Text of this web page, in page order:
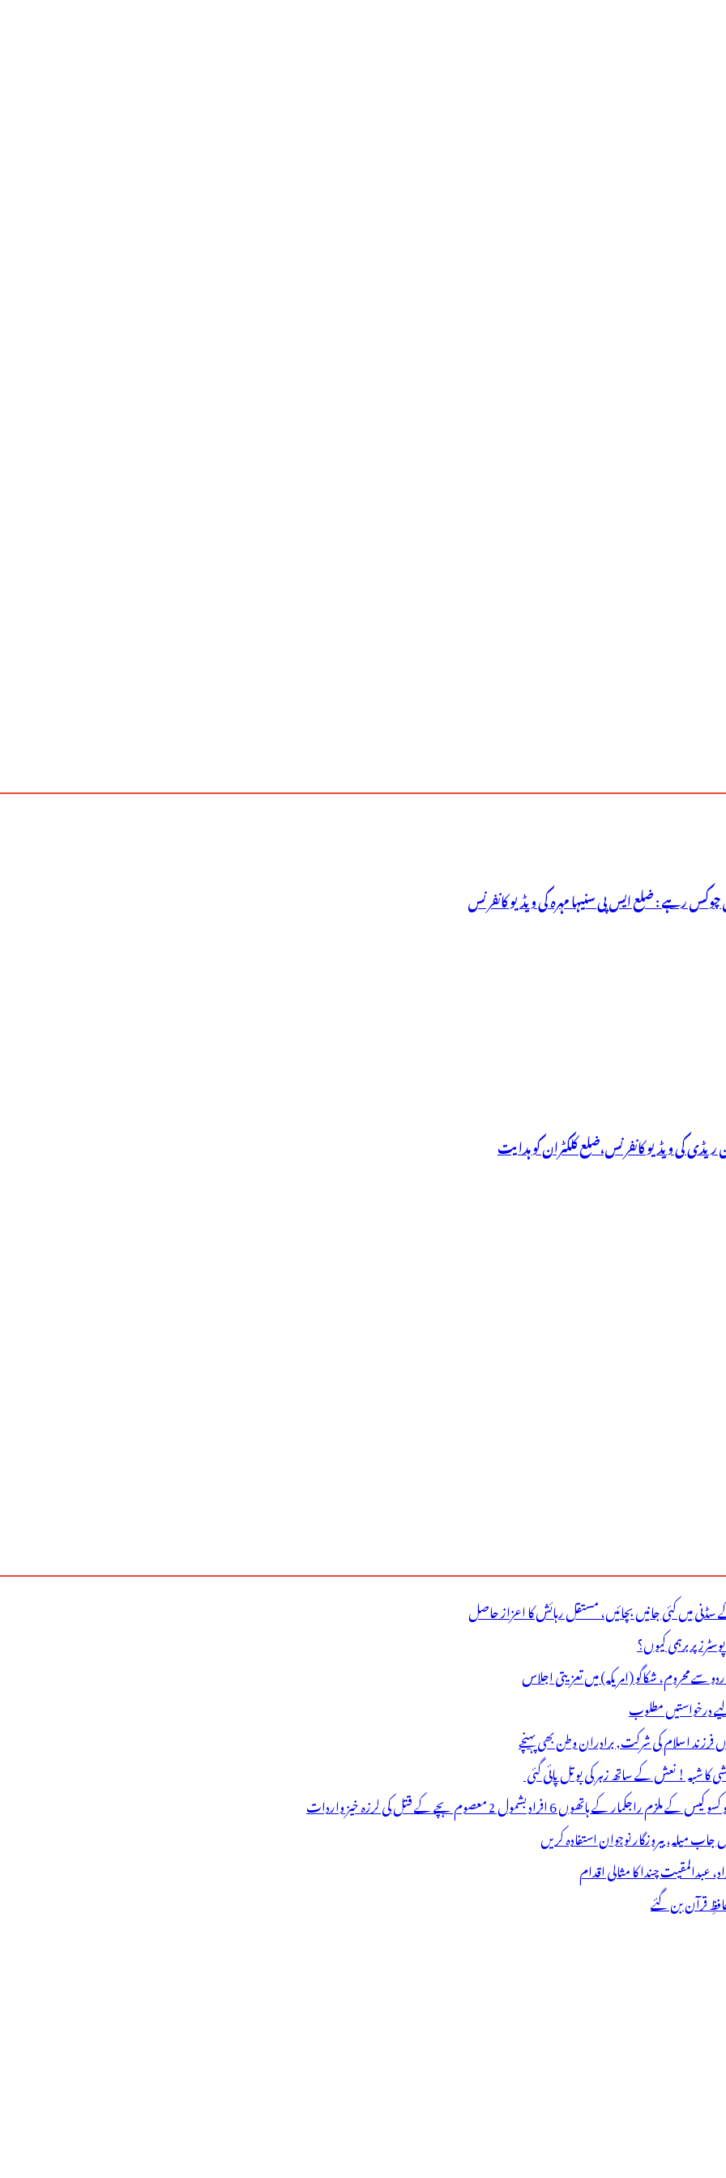
رہے : ضلع ایس پی سنیہا مہرہ کی ویڈیو کانفرنس
کی ویڈیو کانفرنس،ضلع کلکٹران کو ہدایت
میں کئی جانیں بچائیں، مستقل رہائش کا اعزاز حاصل
پر برہمی کیوں؟
سے محروم، شکاگو (امریکہ) میں تعزیتی اجلاس
درخواستیں مطلوب
فرزند اسلام کی شرکت, برادران وطن بھی پہنچے
6 افراد بشمول 2 معصوم بچے کے قتل کی لرزہ خیز واردات
قرآن بن گئے